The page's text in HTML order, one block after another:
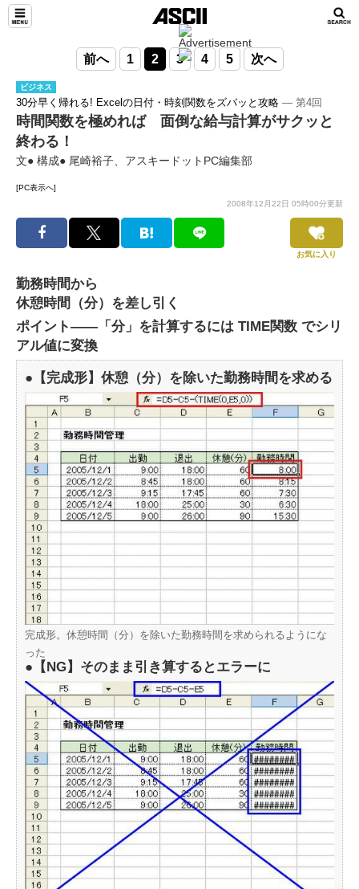
前へ 1 2 3 4 5 次へ
ビジネス
30分早く帰れる! Excelの日付・時刻関数をズバッと攻略 ― 第4回
時間関数を極めれば 面倒な給与計算がサクッと
終わる！
文● 構成● 尾崎裕子、アスキードットPC編集部
[PC表示へ]
2008年12月22日 05時00分更新
お気に入り
勤務時間から
休憩時間（分）を差し引く
ポイント――「分」を計算するには TIME関数 でシリ
アル値に変換
●【完成形】休憩（分）を除いた勤務時間を求める
完成形。休憩時間（分）を除いた勤務時間を求められるようにな
った
●【NG】そのまま引き算するとエラーに